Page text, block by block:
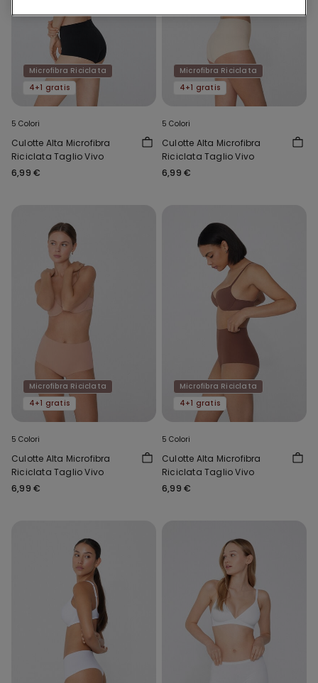
Microfibra Riciclata
4+1 gratis
5 Colori
Culotte Alta Microfibra
Riciclata Taglio Vivo
6,99 €
Microfibra Riciclata
4+1 gratis
5 Colori
Culotte Alta Microfibra
Riciclata Taglio Vivo
6,99 €
Microfibra Riciclata
4+1 gratis
5 Colori
Culotte Alta Microfibra
Riciclata Taglio Vivo
6,99 €
Microfibra Riciclata
4+1 gratis
5 Colori
Culotte Alta Microfibra
Riciclata Taglio Vivo
6,99 €